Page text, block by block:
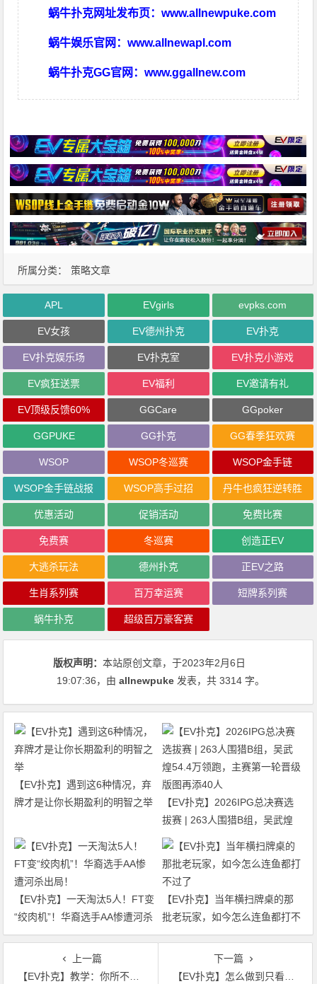
蜗牛扑克网址发布页：www.allnewpuke.com
蜗牛娱乐官网：www.allnewapl.com
蜗牛扑克GG官网：www.ggallnew.com
所属分类： 策略文章
APL EVgirls evpks.com
EV女孩 EV德州扑克 EV扑克
EV扑克娱乐场 EV扑克室 EV扑克小游戏
EV疯狂送票 EV福利 EV邀请有礼
EV顶级反馈60% GGCare GGpoker
GGPUKE GG扑克 GG春季狂欢赛
WSOP WSOP冬巡赛 WSOP金手链
WSOP金手链战报 WSOP高手过招 丹牛也疯狂逆转胜
优惠活动 促销活动 免费比赛
免费赛 冬巡赛 创造正EV
大逃杀玩法 德州扑克 正EV之路
生肖系列赛 百万幸运赛 短牌系列赛
蜗牛扑克 超级百万豪客赛
版权声明：本站原创文章，于2023年2月6日
19:07:36，由allnewpuke 发表，共 3314 字。
【EV扑克】遇到这6种情况，弃
牌才是让你长期盈利的明智之举
【EV扑克】2026IPG总决赛选
拔赛 | 263人围猎B组，吴武煌
54.4万领跑，主赛第一轮晋级版
【EV扑克】一天淘汰5人！FT变
“绞肉机”！华裔选手AA惨遭河杀
出局！
【EV扑克】当年横扫牌桌的那
批老玩家，如今怎么连鱼都打不
过了
上一篇
【EV扑克】教学：你所不知道的德州扑克盈利本质
下一篇
【EV扑克】怎么做到只看过对手一次摊牌就进入碾压他的模式？